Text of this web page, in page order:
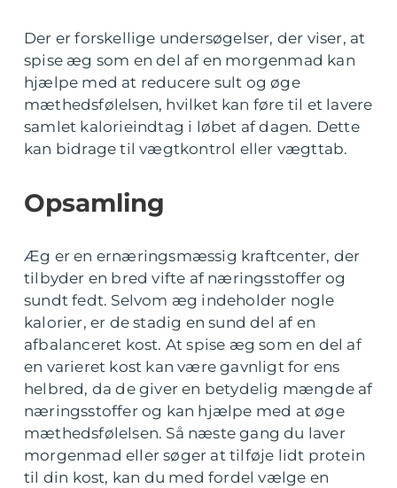
Der er forskellige undersøgelser, der viser, at
spise æg som en del af en morgenmad kan
hjælpe med at reducere sult og øge
mæthedsfølelsen, hvilket kan føre til et lavere
samlet kalorieindtag i løbet af dagen. Dette
kan bidrage til vægtkontrol eller vægttab.
Opsamling
Æg er en ernæringsmæssig kraftcenter, der
tilbyder en bred vifte af næringsstoffer og
sundt fedt. Selvom æg indeholder nogle
kalorier, er de stadig en sund del af en
afbalanceret kost. At spise æg som en del af
en varieret kost kan være gavnligt for ens
helbred, da de giver en betydelig mængde af
næringsstoffer og kan hjælpe med at øge
mæthedsfølelsen. Så næste gang du laver
morgenmad eller søger at tilføje lidt protein
til din kost, kan du med fordel vælge en